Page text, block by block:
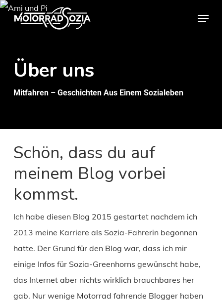
Skip
Menu
Über uns
Mitfahren – Geschichten Aus Einem Sozialeben
Schön, dass du auf
meinem Blog vorbei
kommst.
Ich habe diesen Blog 2015 gestartet nachdem ich
2013 meine Karriere als Sozia-Fahrerin begonnen
hatte. Der Grund für den Blog war, dass ich mir
einige Infos für Sozia-Greenhorns gewünscht habe,
das Internet aber nichts wirklich brauchbares her
gab. Nur wenige Motorrad fahrende Blogger haben